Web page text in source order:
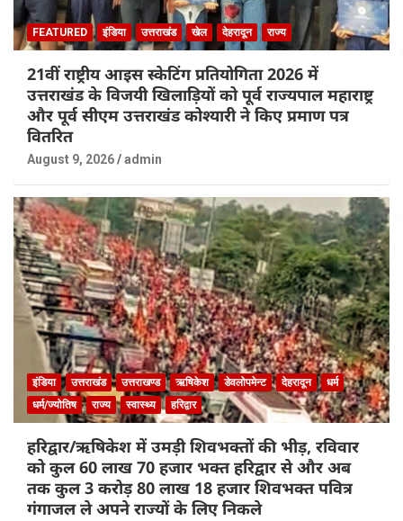
FEATURED इंडिया उत्तराखंड खेल देहरादून राज्य
21वीं राष्ट्रीय आइस स्केटिंग प्रतियोगिता 2026 में
उत्तराखंड के विजयी खिलाड़ियों को पूर्व राज्यपाल महाराष्ट्र
और पूर्व सीएम उत्तराखंड कोश्यारी ने किए प्रमाण पत्र
वितरित
August 9, 2026 admin
इंडिया उत्तराखंड उत्तराखण्ड ऋषिकेश डेवलोपमेन्ट देहरादून
धर्म
धर्म/ज्योतिष
राज्य स्वास्थ्य हरिद्वार
हरिद्वार/ऋषिकेश में उमड़ी शिवभक्तों की भीड़, रविवार
को कुल 60 लाख 70 हजार भक्त हरिद्वार से और अब
तक कुल 3 करोड़ 80 लाख 18 हजार शिवभक्त पवित्र
गंगाजल ले अपने राज्यों के लिए निकले